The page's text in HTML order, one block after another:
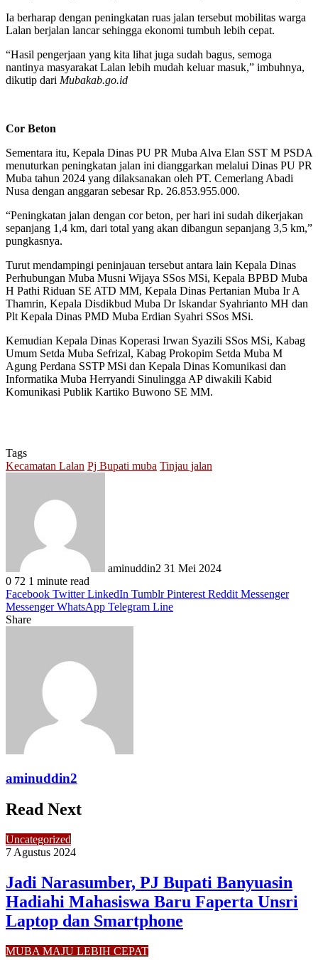
Ia berharap dengan peningkatan ruas jalan tersebut mobilitas warga
Lalan berjalan lancar sehingga ekonomi tumbuh lebih cepat.
“Hasil pengerjaan yang kita lihat juga sudah bagus, semoga
nantinya masyarakat Lalan lebih mudah keluar masuk,” imbuhnya,
dikutip dari Mubakab.go.id
Cor Beton
Sementara itu, Kepala Dinas PU PR Muba Alva Elan SST M PSDA
menuturkan peningkatan jalan ini dianggarkan melalui Dinas PU PR
Muba tahun 2024 yang dilaksanakan oleh PT. Cemerlang Abadi
Nusa dengan anggaran sebesar Rp. 26.853.955.000.
“Peningkatan jalan dengan cor beton, per hari ini sudah dikerjakan
sepanjang 1,4 km, dari total yang akan dibangun sepanjang 3,5 km,”
pungkasnya.
Turut mendampingi peninjauan tersebut antara lain Kepala Dinas
Perhubungan Muba Musni Wijaya SSos MSi, Kepala BPBD Muba
H Pathi Riduan SE ATD MM, Kepala Dinas Pertanian Muba Ir A
Thamrin, Kepala Disdikbud Muba Dr Iskandar Syahrianto MH dan
Plt Kepala Dinas PMD Muba Erdian Syahri SSos MSi.
Kemudian Kepala Dinas Koperasi Irwan Syazili SSos MSi, Kabag
Umum Setda Muba Sefrizal, Kabag Prokopim Setda Muba M
Agung Perdana SSTP MSi dan Kepala Dinas Komunikasi dan
Informatika Muba Herryandi Sinulingga AP diwakili Kabid
Komunikasi Publik Kartiko Buwono SE MM.
Tags
Kecamatan Lalan Pj Bupati muba Tinjau jalan
aminuddin2 31 Mei 2024
0 72 1 minute read
Facebook Twitter LinkedIn Tumblr Pinterest Reddit Messenger
Messenger WhatsApp Telegram Line
Share
aminuddin2
Read Next
Uncategorized
7 Agustus 2024
Jadi Narasumber, PJ Bupati Banyuasin
Hadiahi Mahasiswa Baru Faperta Unsri
Laptop dan Smartphone
MUBA MAJU LEBIH CEPAT